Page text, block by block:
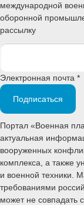
международной
оборонной
рассылку
Электронная почта *
Подписаться
Портал «Военная
актуальная
вооруженных
комплекса, а также
и военной техники.
требованиями
может не совпадать